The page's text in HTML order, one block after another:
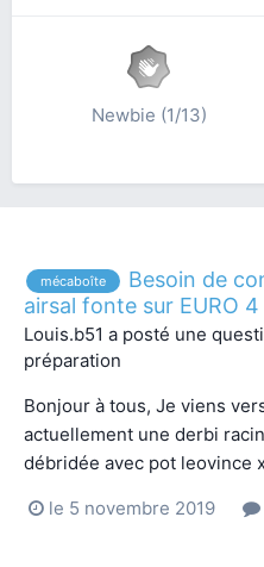
Newbie (1/13)
mécaboîte
Besoin de
airsal fonte sur EURO 4
Louis.b51 a posté une
préparation
Bonjour à tous, Je viens
actuellement une derbi
débridée avec pot leovince
le 5 novembre 2019